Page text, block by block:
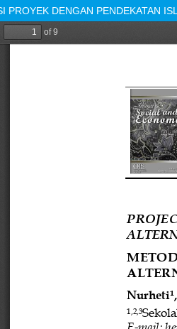
PROYEK DENGAN PENDEKATAN